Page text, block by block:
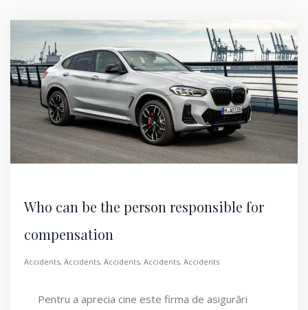
Who can be the person responsible for
compensation
Accidents, Accidents, Accidents, Accidents, Accidents
Pentru a aprecia cine este firma de asigurări